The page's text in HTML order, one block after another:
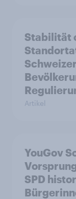
Stabilität
Artikel
YouGov
Vorsprung aus
SPD